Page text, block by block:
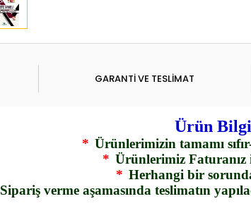
GARANTİ VE TESLİMAT
Ürün
* Ürünlerimizin tamamı
* Ürünlerimiz
* Herhangi bir
Sipariş verme aşamasında teslimatın